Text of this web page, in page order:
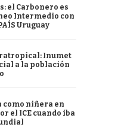
el Carbonero es
Intermedio con
Uruguay
Inumet
a la población
como niñera en
el ICE cuando iba